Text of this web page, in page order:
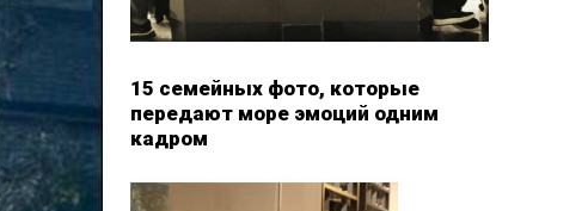
15 семейных фото, которые
передают море эмоций одним
кадром